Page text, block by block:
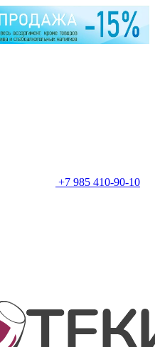
+7 985 410-90-10